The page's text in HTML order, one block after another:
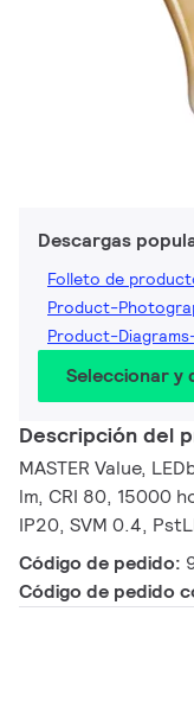
Descargas
Folleto de
Product-
Product-
Seleccionar y
Descripción del
MASTER Value,
lm, CRI 80, 15000
IP20, SVM 0.4,
Código de pedido:
Código de pedido